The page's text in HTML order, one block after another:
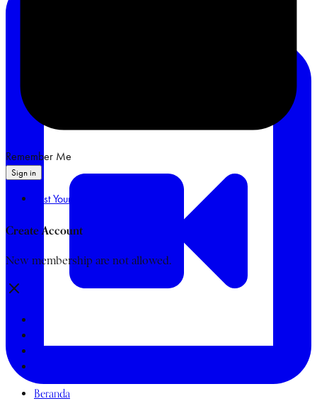
Remember Me
Sign in
Lost Your Password?
Create Account
New membership are not allowed.
Beranda